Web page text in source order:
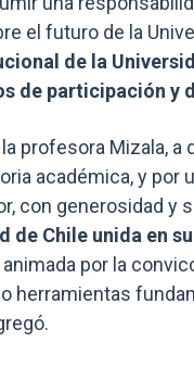
el futuro de la
de la
de participación y
profesora Mizala,
académica, y
con generosidad y
de Chile unida en
animada por la
herramientas